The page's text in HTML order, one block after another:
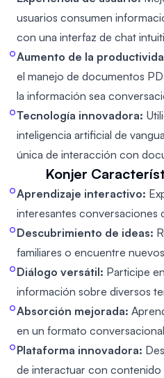
usuarios consumen
con una interfaz de chat
Aumento de la
el manejo de documentos
la información sea
Tecnología innovadora:
inteligencia artificial de
única de interacción con
Konjer
Aprendizaje interactivo:
interesantes conversaciones
Descubrimiento de ideas:
familiares o encuentre
Diálogo versátil: Participe
información sobre diversos
Absorción mejorada:
en un formato
Plataforma innovadora:
de interactuar con contenido